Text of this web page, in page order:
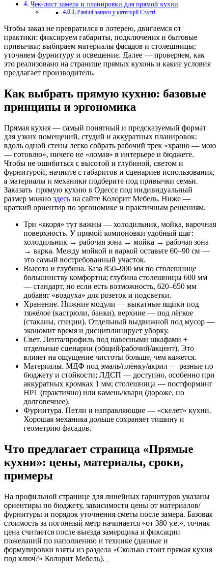
Чек-лист замера и планировки для прямой кухни
Раніші записи у категорії Статті
Чтобы заказ не превратился в лотерею, двигаемся от
практики: фиксируем габариты, подключения и бытовые
привычки; выбираем материалы фасадов и столешницы;
уточняем фурнитуру и освещение. Далее — проверяем, как
это реализовано на странице прямых кухонь и какие условия
предлагает производитель.
Как выбрать прямую кухню: базовые
принципы и эргономика
Прямая кухня — самый понятный и предсказуемый формат
для узких помещений, студий и аккуратных планировок:
вдоль одной стены легко собрать рабочий трек «храню — мою
— готовлю», ничего не «ломая» в интерьере и бюджете.
Чтобы не ошибиться с высотой и глубиной, светом и
фурнитурой, начните с габаритов и сценариев использования,
а материалы и механики подберите под привычки семьи.
Заказать прямую кухню в Одессе под индивидуальный
размер можно здесь на сайте Колорит Мебель. Ниже —
краткий ориентир по эргономике и практичным решениям.
Три «якоря» тут важны — холодильник, мойка, варочная
поверхность. У прямой компоновки удобный шаг:
холодильник → рабочая зона → мойка → рабочая зона
→ варка. Между мойкой и варкой оставьте 60–90 см —
это самый востребованный участок.
Высота и глубина. База 850–900 мм по столешнице
большинству комфортна; глубина столешницы 600 мм
— стандарт, но если есть возможность, 620–650 мм
добавят «воздуха» для розеток и подсветки.
Хранение. Нижние модули — выкатные ящики под
тяжёлое (кастрюли, банки), верхние — под лёгкое
(стаканы, специи). Отдельный выдвижной под мусор —
экономит время и дисциплинирует уборку.
Свет. Лента/профиль под навесными шкафами +
отдельные сценарии (общий/рабочий/акцент). Это
влияет на ощущение чистоты больше, чем кажется.
Материалы. МДФ под эмаль/плёнку/акрил — разные по
бюджету и стойкости; ЛДСП — доступно, особенно при
аккуратных кромках 1 мм; столешница — постформинг
HPL (практично) или камень/кварц (дороже, но
долговечнее).
Фурнитура. Петли и направляющие — «скелет» кухни.
Хорошая механика дольше сохраняет тишину и
геометрию фасадов.
Что предлагает страница «Прямые
кухни»: цены, материалы, сроки,
примеры
На профильной странице для линейных гарнитуров указаны
ориентиры по бюджету, зависимости цены от материалов/
фурнитуры и порядок уточнения сметы после замера. Базовая
стоимость за погонный метр начинается «от 380 у.е.», точная
цена считается после выезда замерщика и фиксации
пожеланий по наполнению и технике (данные и
формулировки взяты из раздела «Сколько стоит прямая кухня
под ключ?» Колорит Мебель).